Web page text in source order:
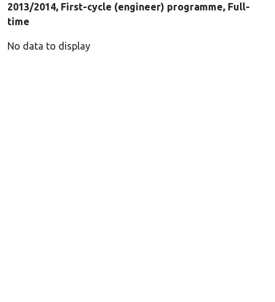
2013/2014, First-cycle (engineer) programme, Full-
time
No data to display